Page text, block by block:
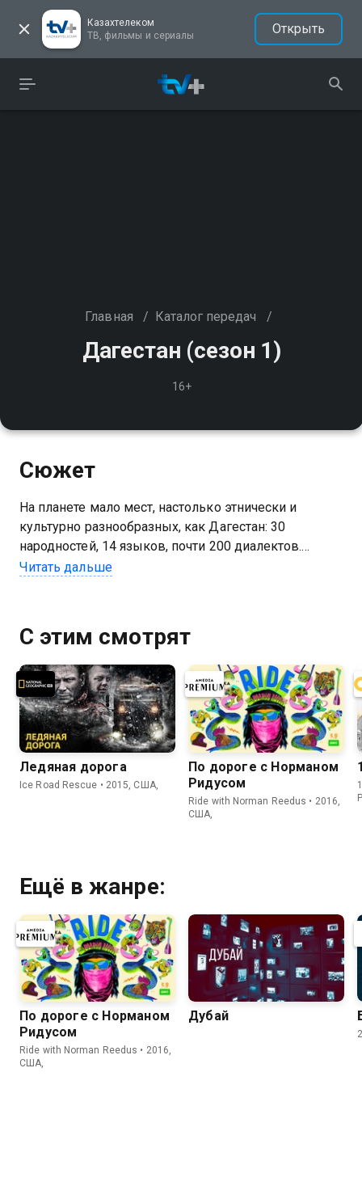
Казахтелеком
ТВ, фильмы и сериалы
Открыть
Главная / Каталог передач /
Дагестан (сезон 1)
16+
Сюжет
На планете мало мест, настолько этнически и
культурно разнообразных, как Дагестан: 30
народностей, 14 языков, почти 200 диалектов.
Отсюда и пошла шутка, что это страна гор и гора
можете совершенно бесплатно в хорошем HD
качестве на Казахтелеком
Читать дальше
С этим смотрят
Ледяная дорога
Ice Road Rescue • 2015, США,
По дороге с Норманом
Ридусом
Ride with Norman Reedus • 2016,
США,
Ещё в жанре:
По дороге с Норманом
Ридусом
Ride with Norman Reedus • 2016,
США,
Дубай